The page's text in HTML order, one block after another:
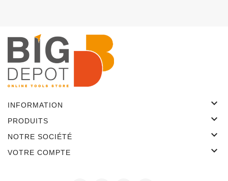
INFORMATION 
PRODUITS 
NOTRE SOCIÉTÉ 
VOTRE COMPTE 